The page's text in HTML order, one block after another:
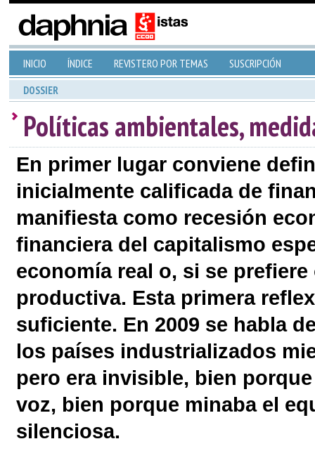
INICIO ÍNDICE REVISTERO POR TEMAS SUSCRIPCIÓN
DOSSIER
Políticas ambientales,
En primer lugar conviene
inicialmente calificada de
manifiesta como recesión
financiera del capitalismo
economía real o, si se
productiva. Esta primera
suficiente. En 2009 se habla
los países industrializados
pero era invisible, bien
voz, bien porque minaba el
silenciosa.